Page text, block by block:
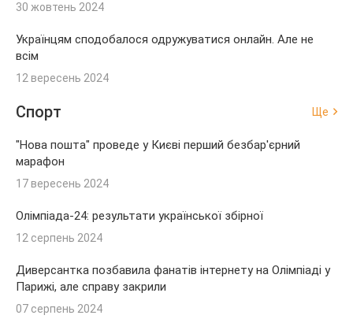
30 жовтень 2024
Українцям сподобалося одружуватися онлайн. Але не
всім
12 вересень 2024
Спорт Ще
"Нова пошта" проведе у Києві перший безбар'єрний
марафон
17 вересень 2024
Олімпіада-24: результати української збірної
12 серпень 2024
Диверсантка позбавила фанатів інтернету на Олімпіаді у
Парижі, але справу закрили
07 серпень 2024